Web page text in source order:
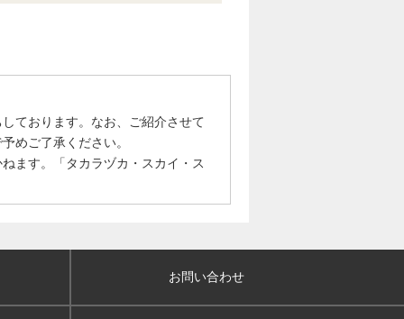
ております。なお、ご紹介させて
めご了承ください。
ます。「タカラヅカ・スカイ・ス
お問い合わせ